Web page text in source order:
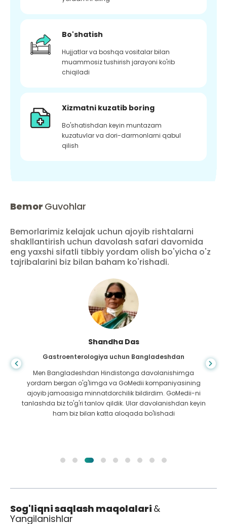
Bo'shatish
Hujjatlar va boshqa vositalar bilan
muammosiz tushirish jarayoni ko'rib
chiqiladi
Xizmatni kuzatib boring
Bo'shatishdan keyin muntazam
kuzatuvlar va dori-darmonlarni qabul
qilish
Bemor Guvohlar
Bemorlarimiz kelajak uchun ajoyib rishtalarni
shakllantirish uchun davolash safari davomida
eng yaxshi sifatli tibbiy yordam olish bo'yicha o'z
tajribalarini biz bilan baham ko'rishadi.
Shandha Das
Gastroenterologiya uchun Bangladeshdan
Men Bangladeshdan Hindistonga davolanishimga
yordam bergan o'g'limga va GoMedii kompaniyasining
ajoyib jamoasiga minnatdorchilik bildirdim. GoMedii-ni
tanlashda biz to'g'ri tanlov qildik. Ular davolanishdan keyin
ham biz bilan katta aloqada bo'lishadi
Sog'liqni saqlash maqolalari &
Yangilanishlar